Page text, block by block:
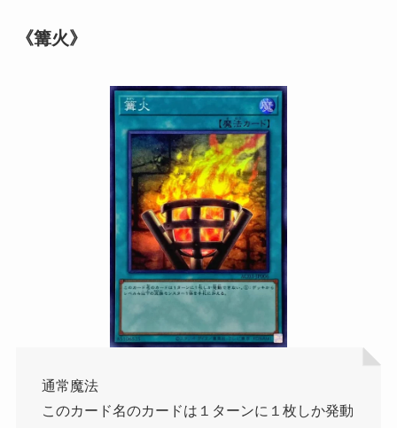
《篝火》
通常魔法
このカード名のカードは１ターンに１枚しか発動